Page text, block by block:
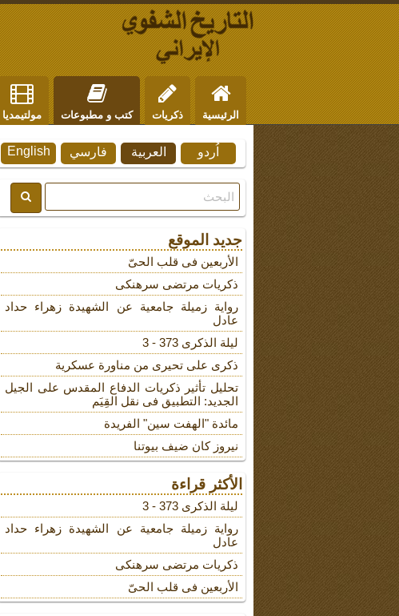
الرئيسية ذكريات كتب و مطبوعات مولتيمديا
English فارسي العربية اُردو
جديد الموقع
الأربعین فی قلب الحیّ
ذکریات مرتضى سرهنکی
روایة زمیلة جامعیة عن الشهیدة زهراء حداد
عادل
لیلة الذکرى 373 - 3
ذکری علی تحیری من مناورة عسکریة
تحلیل تأثیر ذکریات الدفاع المقدس على الجیل
الجدید: التطبیق فی نقل القِیَم
مائدة "الهفت سین" الفریدة
نیروز کان ضیف بیوتنا
الأكثر قراءة
لیلة الذکرى 373 - 3
روایة زمیلة جامعیة عن الشهیدة زهراء حداد
عادل
ذکریات مرتضى سرهنکی
الأربعین فی قلب الحیّ